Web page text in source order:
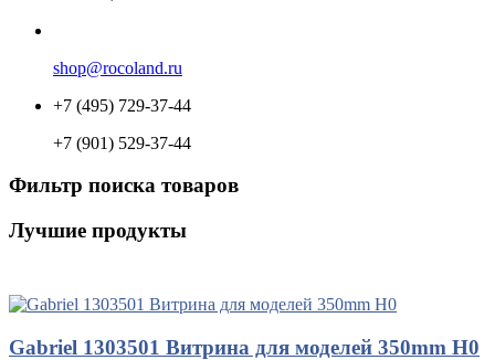
shop@rocoland.ru
+7 (495) 729-37-44
+7 (901) 529-37-44
Фильтр поиска товаров
Лучшие продукты
Gabriel 1303501 Витрина для моделей 350mm H0